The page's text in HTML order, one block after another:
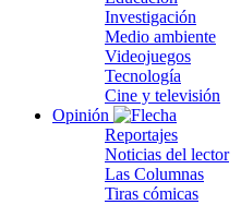
Investigación
Medio ambiente
Videojuegos
Tecnología
Cine y televisión
Opinión
Reportajes
Noticias del lector
Las Columnas
Tiras cómicas